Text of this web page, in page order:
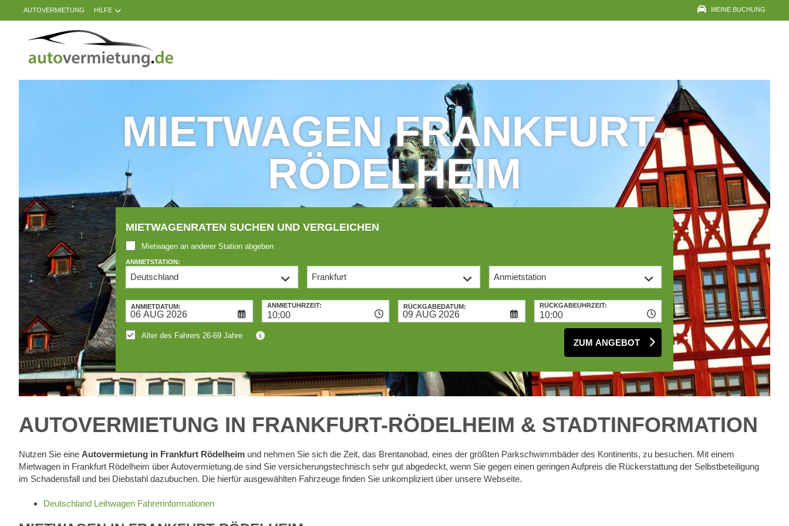
AUTOVERMIETUNG HILFE MEINE BUCHUNG
STORNIEREN
IHRE EMAILADRESSE
VOUCHER-/BUCHUNGSNUMMER
RESERVIERUNG ANSEHEN
AUTO
EUROPE
MIETWAGEN FRANKFURT-
RÖDELHEIM
MIETWAGENRATEN SUCHEN UND VERGLEICHEN
Mietwagen an anderer Station abgeben
ANMIETSTATION:
Mietwagen
an
anderer
ANMIETDATUM:
10:00
ANMIETUHRZEIT: RÜCKGABEDATUM:
10:00
RÜCKGABEUHRZEIT:
Alter des Fahrers 26-69 Jahre
ZUM ANGEBOT
AUTOVERMIETUNG IN FRANKFURT-RÖDELHEIM & STADTINFORMATION
Nutzen Sie eine Autovermietung in Frankfurt Rödelheim und nehmen Sie sich die Zeit, das Brentanobad, eines der größten Parkschwimmbäder des Kontinents, zu besuchen. Mit einem
Mietwagen in Frankfurt Rödelheim über Autovermietung.de sind Sie versicherungstechnisch sehr gut abgedeckt, wenn Sie gegen einen geringen Aufpreis die Rückerstattung der Selbstbeteiligung
im Schadensfall und bei Diebstahl dazubuchen. Die hierfür ausgewählten Fahrzeuge finden Sie unkompliziert über unsere Webseite.
Deutschland Leihwagen Fahrerinformationen